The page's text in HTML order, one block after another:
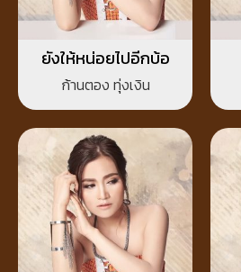
ยังให้หน่อยไปอีกบ้อ
ก้านตอง ทุ่งเงิน